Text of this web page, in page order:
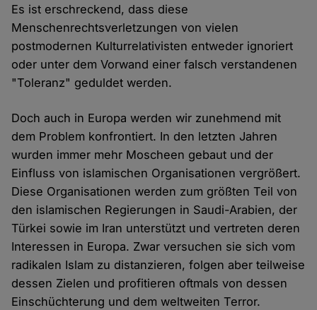
Es ist erschreckend, dass diese
Menschenrechtsverletzungen von vielen
postmodernen Kulturrelativisten entweder ignoriert
oder unter dem Vorwand einer falsch verstandenen
"Toleranz" geduldet werden.
Doch auch in Europa werden wir zunehmend mit
dem Problem konfrontiert. In den letzten Jahren
wurden immer mehr Moscheen gebaut und der
Einfluss von islamischen Organisationen vergrößert.
Diese Organisationen werden zum größten Teil von
den islamischen Regierungen in Saudi-Arabien, der
Türkei sowie im Iran unterstützt und vertreten deren
Interessen in Europa. Zwar versuchen sie sich vom
radikalen Islam zu distanzieren, folgen aber teilweise
dessen Zielen und profitieren oftmals von dessen
Einschüchterung und dem weltweiten Terror.